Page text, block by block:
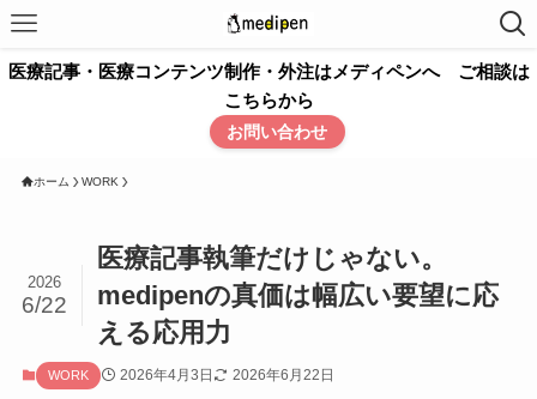
医療記事・医療コンテンツ制作・外注はメディペンへ ご相談は
こちらから
お問い合わせ
ホーム WORK
医療記事執筆だけじゃない。
medipenの真価は幅広い要望に応
える応用力
2026
6/22
WORK 2026年4月3日 2026年6月22日